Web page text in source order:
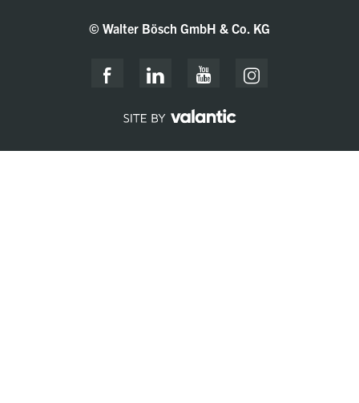
© Walter Bösch GmbH & Co. KG